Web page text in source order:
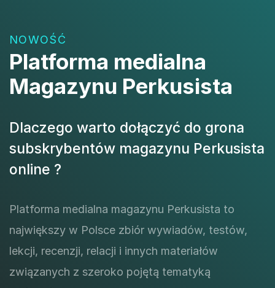
NOWOŚĆ
Platforma medialna
Magazynu Perkusista
Dlaczego warto dołączyć do grona
subskrybentów magazynu Perkusista
online ?
Platforma medialna magazynu Perkusista to
największy w Polsce zbiór wywiadów, testów,
lekcji, recenzji, relacji i innych materiałów
związanych z szeroko pojętą tematyką